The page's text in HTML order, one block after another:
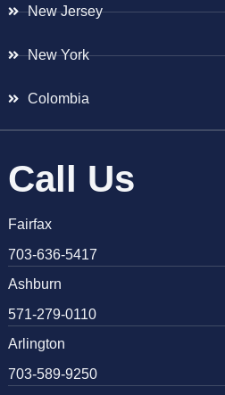
New Jersey
New York
Colombia
Call Us
Fairfax
703-636-5417
Ashburn
571-279-0110
Arlington
703-589-9250